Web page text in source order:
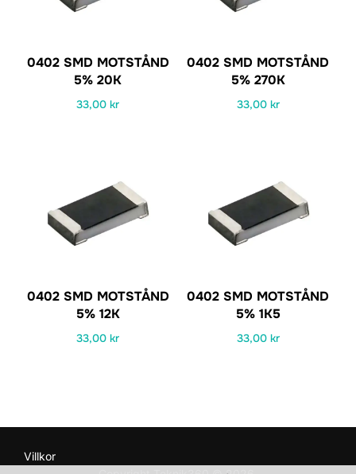
0402 SMD MOTSTÅND
5% 20K
33,00kr
0402 SMD MOTSTÅND
5% 270K
33,00 kr
0402 SMD MOTSTÅND
5% 12K
33,00kr
0402 SMD MOTSTÅND
5% 1K5
33,00 kr
Villkor